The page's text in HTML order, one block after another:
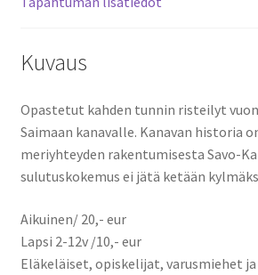
Kuvaus
Opastetut kahden tunnin risteilyt
Saimaan kanavalle. Kanavan historia
meriyhteyden rakentumisesta Savo-
sulutuskokemus ei jätä ketään
Aikuinen/ 20,- eur
Lapsi 2-12v /10,- eur
Eläkeläiset, opiskelijat, varusmiehet